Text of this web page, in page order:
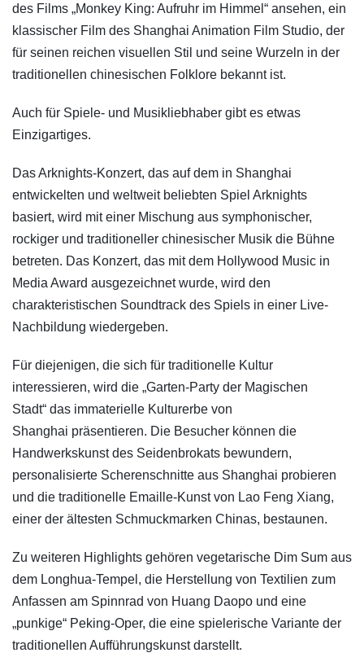
des Films „Monkey King: Aufruhr im Himmel“ ansehen, ein
klassischer Film des Shanghai Animation Film Studio, der
für seinen reichen visuellen Stil und seine Wurzeln in der
traditionellen chinesischen Folklore bekannt ist.
Auch für Spiele- und Musikliebhaber gibt es etwas
Einzigartiges.
Das Arknights-Konzert, das auf dem in Shanghai
entwickelten und weltweit beliebten Spiel Arknights
basiert, wird mit einer Mischung aus symphonischer,
rockiger und traditioneller chinesischer Musik die Bühne
betreten. Das Konzert, das mit dem Hollywood Music in
Media Award ausgezeichnet wurde, wird den
charakteristischen Soundtrack des Spiels in einer Live-
Nachbildung wiedergeben.
Für diejenigen, die sich für traditionelle Kultur
interessieren, wird die „Garten-Party der Magischen
Stadt“ das immaterielle Kulturerbe von
Shanghai präsentieren. Die Besucher können die
Handwerkskunst des Seidenbrokats bewundern,
personalisierte Scherenschnitte aus Shanghai probieren
und die traditionelle Emaille-Kunst von Lao Feng Xiang,
einer der ältesten Schmuckmarken Chinas, bestaunen.
Zu weiteren Highlights gehören vegetarische Dim Sum aus
dem Longhua-Tempel, die Herstellung von Textilien zum
Anfassen am Spinnrad von Huang Daopo und eine
„punkige“ Peking-Oper, die eine spielerische Variante der
traditionellen Aufführungskunst darstellt.